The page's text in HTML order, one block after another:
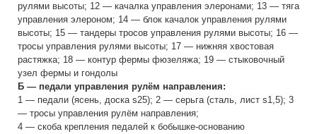
рулями высоты; 12 — качалка управления элеронами; 13 — тяга
управления элероном; 14 — блок качалок управления рулями
высоты; 15 — тандеры тросов управления рулями высоты; 16 —
тросы управления рулями высоты; 17 — нижняя хвостовая
растяжка; 18 — контур фермы фюзеляжа; 19 — стыковочный
узел фермы и гондолы
Б — педали управления рулём направления:
1 — педали (ясень, доска s25); 2 — серьга (сталь, лист s1,5); 3
— тросы управления рулём направления;
4 — скоба крепления педалей к бобышке-основанию